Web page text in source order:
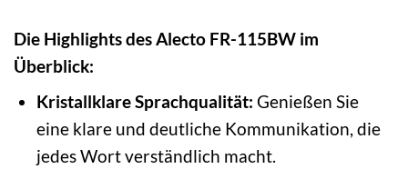
Die Highlights des Alecto FR-115BW im
Überblick:
Kristallklare Sprachqualität: Genießen Sie
eine klare und deutliche Kommunikation, die
jedes Wort verständlich macht.